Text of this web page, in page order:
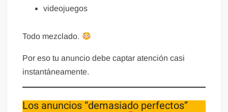
videojuegos
Todo mezclado.
Por eso tu anuncio debe captar atención casi
instantáneamente.
Los anuncios “demasiado perfectos”